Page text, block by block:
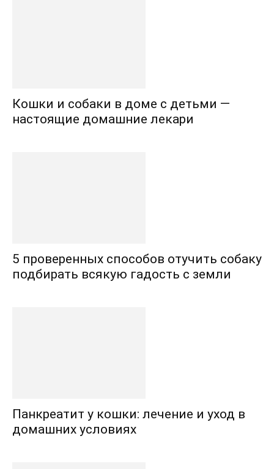
Кошки и собаки в доме с детьми —
настоящие домашние лекари
5 проверенных способов отучить собаку
подбирать всякую гадость с земли
Панкреатит у кошки: лечение и уход в
домашних условиях